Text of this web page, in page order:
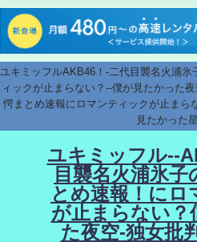
ユキミッフルAKB46！-二代目襲名火浦
ィックが止まらない？--僕が見たかった
愕まとめ速報にロマンティックが止まら
見たかった
ユキミッフル--
目襲名火浦氷子
とめ速報！にロ
が止まらない？
た夜空-独女批